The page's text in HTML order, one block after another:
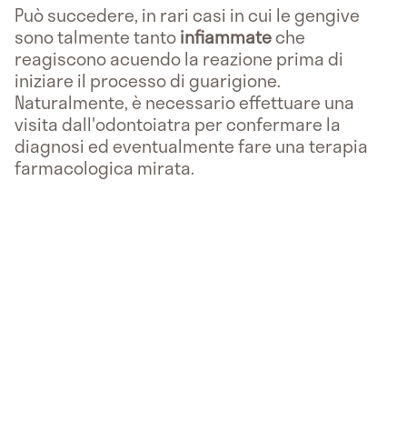
Può succedere, in rari casi in cui le gengive
sono talmente tantoinfiammateche
reagiscono acuendo la reazione prima di
iniziare il processo di guarigione.
Naturalmente, è necessario effettuare una
visita dall'odontoiatra per confermare la
diagnosi ed eventualmente fare una terapia
farmacologica mirata.